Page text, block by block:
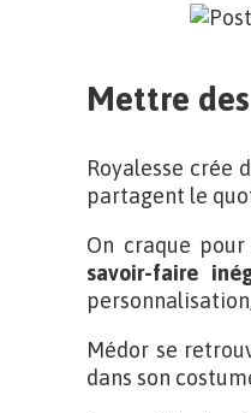
Mettre
Royalesse crée d
partagent le
On craque
savoir-faire
Médor se
dans son